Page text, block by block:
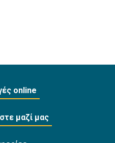
online
μαζί μας